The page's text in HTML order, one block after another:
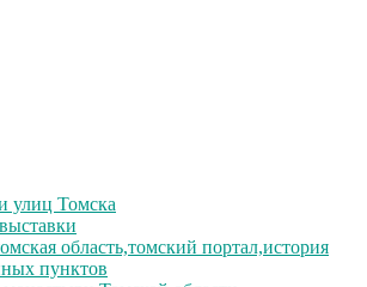
улиц Томска
область,томский портал,история
пунктов